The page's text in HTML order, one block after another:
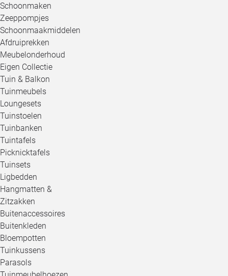
Schoonmaken
Zeeppompjes
Schoonmaakmiddelen
Afdruiprekken
Meubelonderhoud
Eigen Collectie
Tuin & Balkon
Tuinmeubels
Loungesets
Tuinstoelen
Tuinbanken
Tuintafels
Picknicktafels
Tuinsets
Ligbedden
Hangmatten &
Zitzakken
Buitenaccessoires
Buitenkleden
Bloempotten
Tuinkussens
Parasols